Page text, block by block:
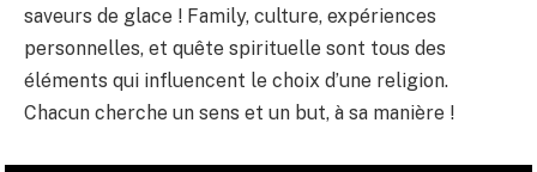
saveurs de glace ! Family, culture, expériences
personnelles, et quête spirituelle sont tous des
éléments qui influencent le choix d’une religion.
Chacun cherche un sens et un but, à sa manière !